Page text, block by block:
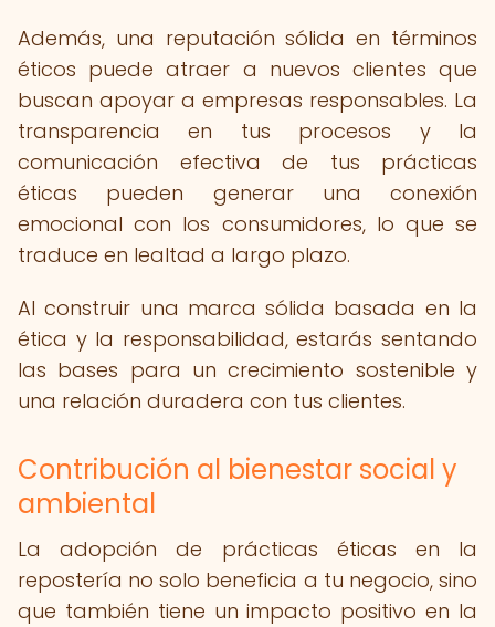
Además, una reputación sólida en términos
éticos puede atraer a nuevos clientes que
buscan apoyar a empresas responsables. La
transparencia en tus procesos y la
comunicación efectiva de tus prácticas
éticas pueden generar una conexión
emocional con los consumidores, lo que se
traduce en lealtad a largo plazo.
Al construir una marca sólida basada en la
ética y la responsabilidad, estarás sentando
las bases para un crecimiento sostenible y
una relación duradera con tus clientes.
Contribución al bienestar social y
ambiental
La adopción de prácticas éticas en la
repostería no solo beneficia a tu negocio, sino
que también tiene un impacto positivo en la